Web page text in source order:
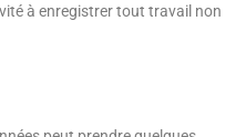
à enregistrer tout travail non